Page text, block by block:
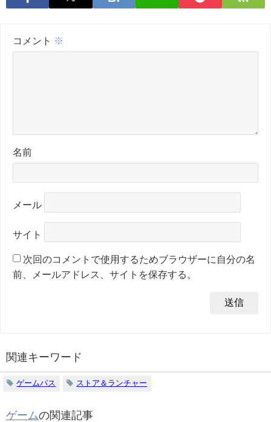
コメント ※
名前
メール
サイト
次回のコメントで使用するためブラウザーに自分の名
前、メールアドレス、サイトを保存する。
関連キーワード
ゲームパス ストア＆ランチャー
ゲームの関連記事